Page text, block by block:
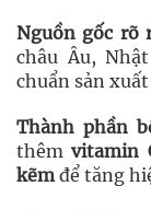
Nguồn gốc rõ
châu Âu,
chuẩn sản
Thành phần
thêmvitamin
kẽmđể tăng